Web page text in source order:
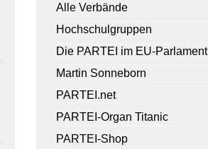
Alle Verbände
Hochschulgruppen
Die PARTEI im EU-Parlament
Martin Sonneborn
PARTEI.net
PARTEI-Organ Titanic
PARTEI-Shop